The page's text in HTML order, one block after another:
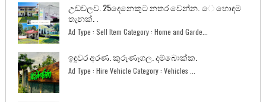
උඩවලව. 25දෙනෙකුට නතර වෙන්න. ෙ හොඳම
තැනක්. .
Ad Type : Sell Item Category : Home and Garde...
ඉඳුවර අරණ. කුරුණෑගල. දම්බොක්ක.
Ad Type : Hire Vehicle Category : Vehicles ...